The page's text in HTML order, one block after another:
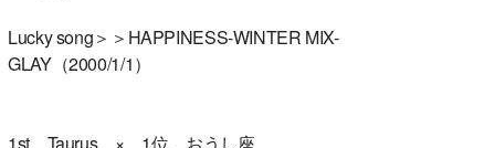
Lucky song＞＞HAPPINESS-WINTER MIX-
GLAY（2000/1/1）
1st Taurus × 1位 おうし座